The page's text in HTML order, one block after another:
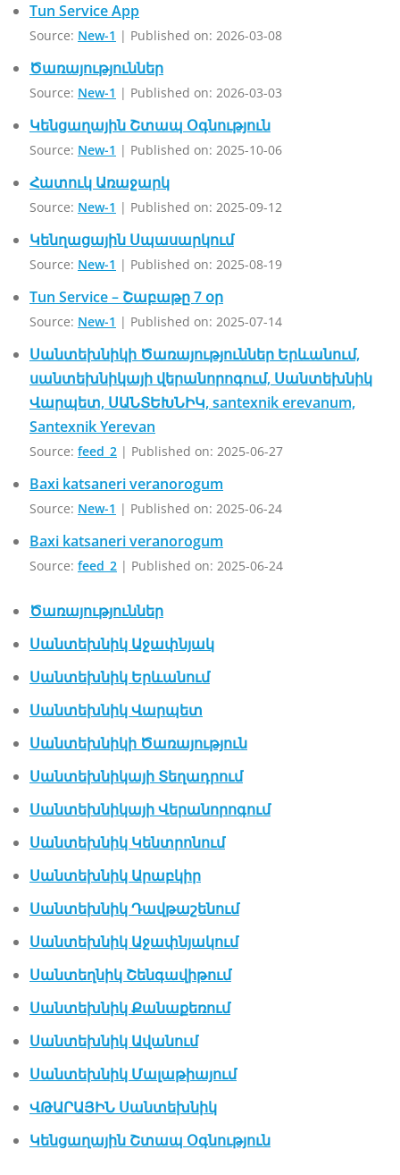
Tun Service App
Source: New-1 Published on: 2026-03-08
Ծառայություններ
Source: New-1 Published on: 2026-03-03
Կենցաղային Շտապ Օգնություն
Source: New-1 Published on: 2025-10-06
Հատուկ Առաջարկ
Source: New-1 Published on: 2025-09-12
Կենղացային Սպասարկում
Source: New-1 Published on: 2025-08-19
Tun Service – Շաբաթը 7 օր
Source: New-1 Published on: 2025-07-14
Սանտեխնիկի Ծառայություններ Երևանում,
սանտեխնիկայի վերանորոգում, Սանտեխնիկ
Վարպետ, ՍԱՆՏԵԽՆԻԿ, santexnik erevanum,
Santexnik Yerevan
Source: feed_2 Published on: 2025-06-27
Baxi katsaneri veranorogum
Source: New-1 Published on: 2025-06-24
Baxi katsaneri veranorogum
Source: feed_2 Published on: 2025-06-24
Ծառայություններ
Սանտեխնիկ Աջափնյակ
Սանտեխնիկ Երևանում
Սանտեխնիկ Վարպետ
Սանտեխնիկի Ծառայություն
Սանտեխնիկայի Տեղադրում
Սանտեխնիկայի Վերանորոգում
Սանտեխնիկ Կենտրոնում
Սանտեխնիկ Արաբկիր
Սանտեխնիկ Դավթաշենում
Սանտեխնիկ Աջափնյակում
Սանտեղնիկ Շենգավիթում
Սանտեխնիկ Քանաքեռում
Սանտեխնիկ Ավանում
Սանտեխնիկ Մալաթիայում
ՎԹԱՐԱՅԻՆ Սանտեխնիկ
Կենցաղային Շտապ Օգնություն